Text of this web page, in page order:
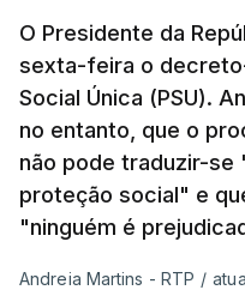
O Presidente da
sexta-feira o
Social Única (PSU).
no entanto, que o
não pode traduzir-se
proteção social" e
"ninguém é
Andreia Martins - RTP /